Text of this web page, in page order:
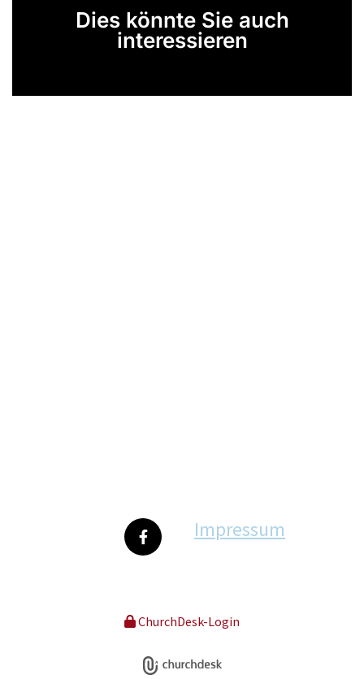
Dies könnte Sie auch
interessieren
Impressum
ChurchDesk-Login